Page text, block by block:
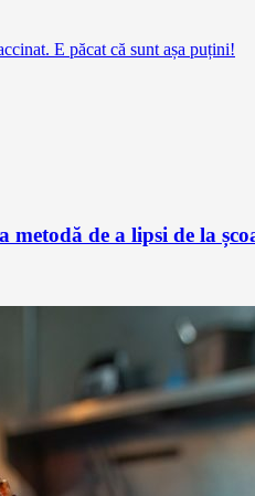
E păcat că sunt așa puțini!
de a lipsi de la